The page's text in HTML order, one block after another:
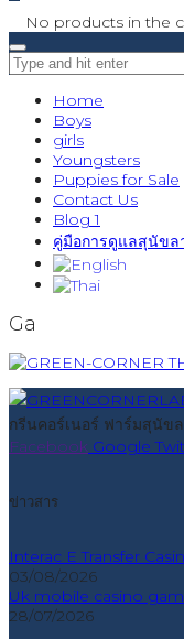
No products in the
Home
Boys
girls
Youngsters
Puppies for Sale
Contact Us
Blog 1
คู่มือการดูแลสุนัขล
Ga
กรีนคอร์เนอร์ ฟาร์มสุนัข
Facebook Google
ข่าวสาร
Interac E Transfer
03/08/2026
Uk mobile casino
28/07/2026